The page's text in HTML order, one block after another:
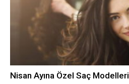
Nisan Ayına Özel Saç Modelleri